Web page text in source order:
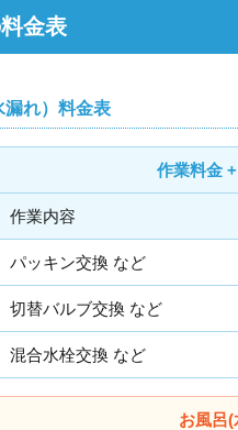
金表
漏れ）料金表
作業料金
作業内容
パッキン交換 など
切替バルブ交換 など
混合水栓交換 など
お風呂(